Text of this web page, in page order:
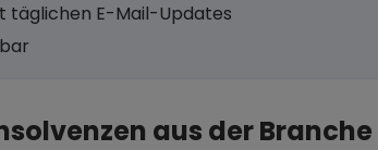
täglichen E-Mail-Updates
aus der Branche